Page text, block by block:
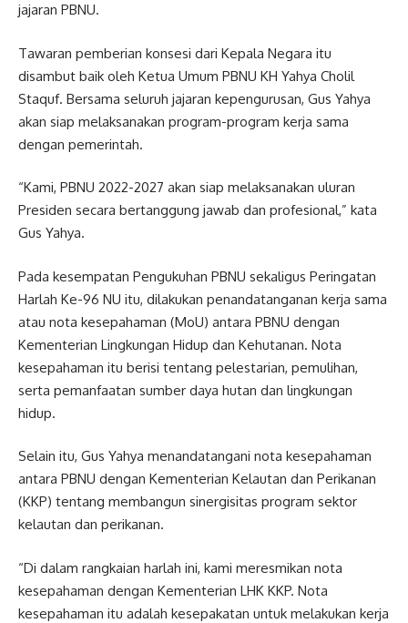
jajaran PBNU.
Tawaran pemberian konsesi dari Kepala Negara itu
disambut baik oleh Ketua Umum PBNU KH Yahya Cholil
Staquf. Bersama seluruh jajaran kepengurusan, Gus Yahya
akan siap melaksanakan program-program kerja sama
dengan pemerintah.
“Kami, PBNU 2022-2027 akan siap melaksanakan uluran
Presiden secara bertanggung jawab dan profesional,” kata
Gus Yahya.
Pada kesempatan Pengukuhan PBNU sekaligus Peringatan
Harlah Ke-96 NU itu, dilakukan penandatanganan kerja sama
atau nota kesepahaman (MoU) antara PBNU dengan
Kementerian Lingkungan Hidup dan Kehutanan. Nota
kesepahaman itu berisi tentang pelestarian, pemulihan,
serta pemanfaatan sumber daya hutan dan lingkungan
hidup.
Selain itu, Gus Yahya menandatangani nota kesepahaman
antara PBNU dengan Kementerian Kelautan dan Perikanan
(KKP) tentang membangun sinergisitas program sektor
kelautan dan perikanan.
“Di dalam rangkaian harlah ini, kami meresmikan nota
kesepahaman dengan Kementerian LHK KKP. Nota
kesepahaman itu adalah kesepakatan untuk melakukan kerja